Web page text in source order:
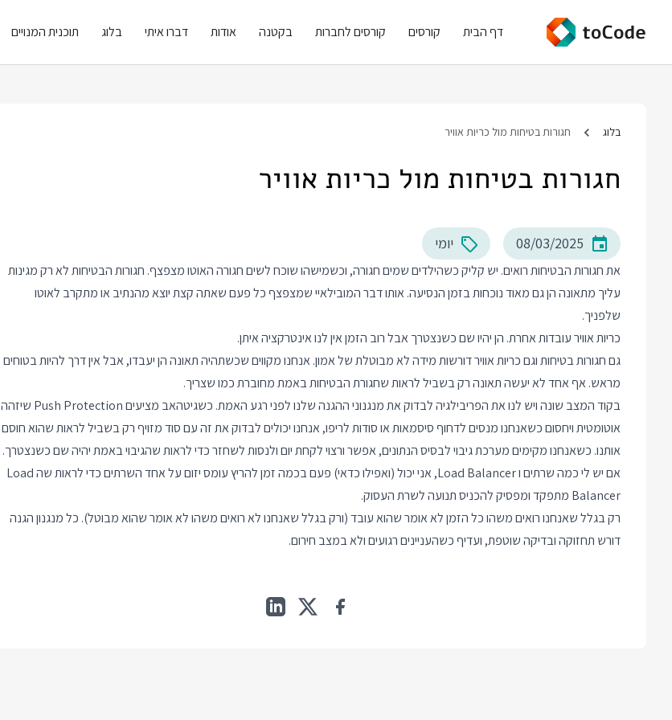
דף הבית קורסים קורסים לחברות בקטנה אודות דברו איתי בלוג תוכנית המנויים
בלוג חגורות בטיחות מול כריות אוויר
חגורות בטיחות מול כריות אוויר
08/03/2025 יומי
את חגורות הבטיחות רואים. יש קליק כשהילדים שמים חגורה, וכשמישהו שוכח לשים חגורה האוטו מצפצף. חגורות הבטיחות לא רק מגינות
עליך מתאונה הן גם מאוד נוכחות בזמן הנסיעה. אותו דבר המובילאיי שמצפצף כל פעם שאתה קצת יוצא מהנתיב או מתקרב לאוטו
שלפניך.
כריות אוויר עובדות אחרת. הן יהיו שם כשנצטרך אבל רוב הזמן אין לנו אינטרקציה איתן.
גם חגורות בטיחות וגם כריות אוויר דורשות מידה לא מבוטלת של אמון. אנחנו מקווים שכשתהיה תאונה הן יעבדו, אבל אין דרך להיות בטוחים
מראש. אף אחד לא יעשה תאונה רק בשביל לראות שחגורת הבטיחות באמת מחוברת כמו שצריך.
בקוד המצב שונה ויש לנו את הפריבילגיה לבדוק את מנגנוני ההגנה שלנו לפני רגע האמת. כשגיטהאב מציעים Push Protection שיזהה
אוטומטית ויחסום כשאנחנו מנסים לדחוף סיסמאות או סודות לריפו, אנחנו יכולים לבדוק את זה עם סוד מזויף רק בשביל לראות שהוא חוסם
אותנו. כשאנחנו מקימים מערכת גיבוי לבסיס הנתונים, אפשר ורצוי לקחת יום ולנסות לשחזר כדי לראות שהגיבוי באמת יהיה שם כשנצטרך.
אם יש לי כמה שרתים ו Load Balancer, אני יכול (ואפילו כדאי) פעם בכמה זמן להריץ עומס יזום על אחד השרתים כדי לראות שה Load
Balancer מתפקד ומפסיק להכניס תנועה לשרת העסוק.
רק בגלל שאנחנו רואים משהו כל הזמן לא אומר שהוא עובד (ורק בגלל שאנחנו לא רואים משהו לא אומר שהוא מבוטל). כל מנגנון הגנה
דורש תחזוקה ובדיקה שוטפת, ועדיף כשהעניינים רגועים ולא במצב חירום.